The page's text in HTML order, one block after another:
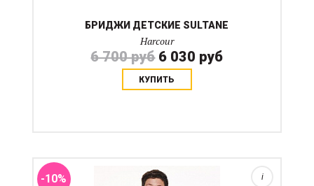
БРИДЖИ ДЕТСКИЕ SULTANE
Harcour
6 700 руб 6 030 руб
КУПИТЬ
-10% i